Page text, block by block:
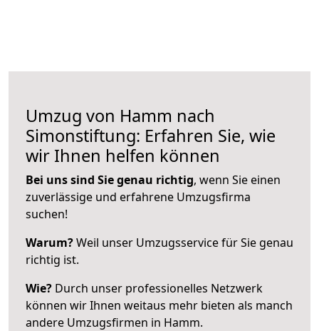
Umzug von Hamm nach
Simonstiftung: Erfahren Sie, wie
wir Ihnen helfen können
Bei uns sind Sie genau richtig, wenn Sie einen
zuverlässige und erfahrene Umzugsfirma
suchen!
Warum?Weil unser Umzugsservice für Sie genau
richtig ist.
Wie? Durch unser professionelles Netzwerk
können wir Ihnen weitaus mehr bieten als manch
andere Umzugsfirmen in Hamm.